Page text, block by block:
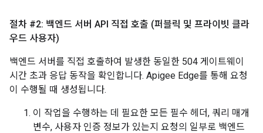
절차 #2: 백엔드 서버 API 직접 호출 (퍼블릭 및 프라이빗 클라
우드 사용자)
백엔드 서버를 직접 호출하여 발생한 동일한 504 게이트웨이
시간 초과 응답 동작을 확인합니다. Apigee Edge를 통해 요청
이 수행될 때 생성됩니다.
이 작업을 수행하는 데 필요한 모든 필수 헤더, 쿼리 매개
변수, 사용자 인증 정보가 있는지 요청의 일부로 백엔드